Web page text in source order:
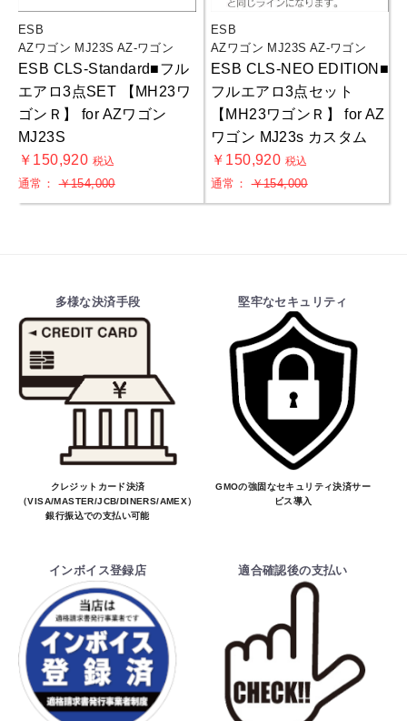
ESB
AZワゴン MJ23S AZ-ワゴン
ESB CLS-Standard■フル
エアロ3点SET 【MH23ワ
ゴンＲ】 for AZワゴン
MJ23S
￥150,920 税込
通常：￥154,000
ESB
AZワゴン MJ23S AZ-ワゴン
ESB CLS-NEO EDITION■
フルエアロ3点セット
【MH23ワゴンＲ】 for AZ
ワゴン MJ23s カスタム
￥150,920 税込
通常：￥154,000
多様な決済手段
クレジットカード決済
（VISA/MASTER/JCB/DINERS/AMEX）、
銀行振込での支払い可能
堅牢なセキュリティ
GMOの強固なセキュリティ決済サー
ビス導入
インボイス登録店 適合確認後の支払い